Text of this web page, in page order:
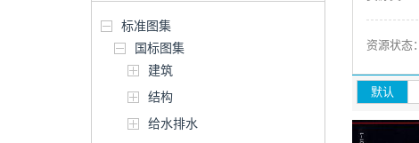
标准图集
国标图集
建筑
结构
给水排水
资源状态：
默认